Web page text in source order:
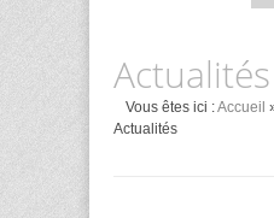
Actualités
Vous êtes ici :Accueil
Actualités